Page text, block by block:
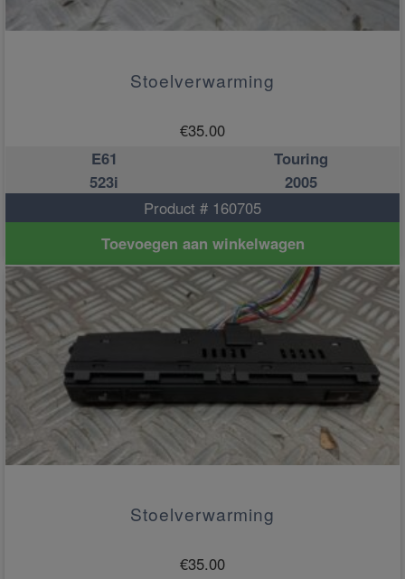
Stoelverwarming
€35.00
E61
Touring
523i
2005
Product # 160705
Toevoegen aan winkelwagen
Stoelverwarming
€35.00